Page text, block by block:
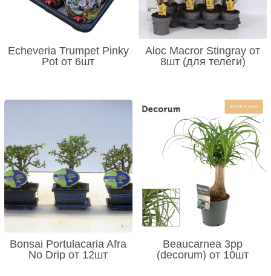
Echeveria Trumpet Pinky
Pot от 6шт
Aloc Macror Stingray от
8шт (для телеги)
Bonsai Portulacaria Afra
No Drip от 12шт
Beaucarnea 3pp
(decorum) от 10шт